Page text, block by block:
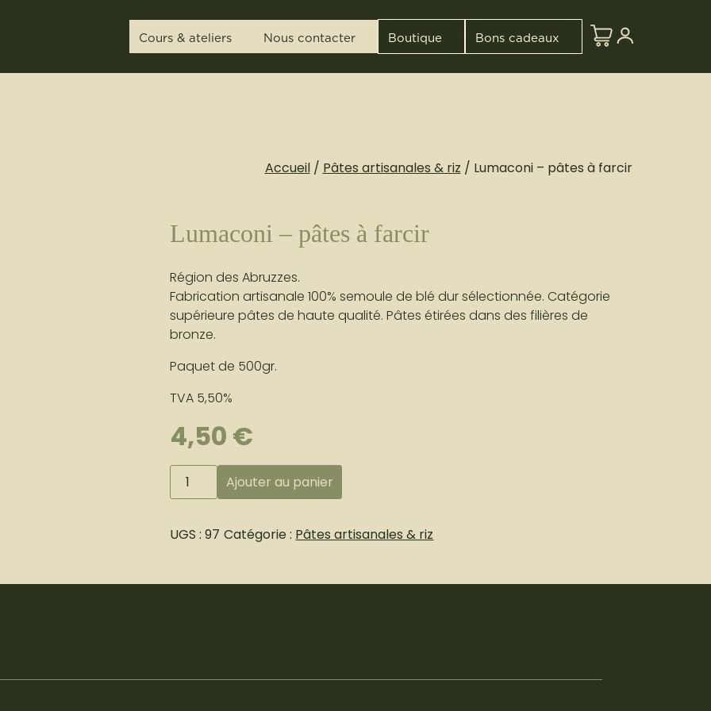
Cours & ateliers Nous contacter Boutique Bons cadeaux
BRUNCH & APÉRITIVO
TRAITEUR
PETITE RESTAURATION
Accueil/ Pâtes artisanales & riz / Lumaconi – pâtes à farcir
Lumaconi – pâtes à farcir
4,50 €
Région des Abruzzes.
Fabrication artisanale 100% semoule de blé dur sélectionnée. Catégorie
supérieure pâtes de haute qualité. Pâtes étirées dans des filières de
bronze.
Paquet de 500gr.
TVA 5,50%
quantité
-
farcir
Ajouter au panier
UGS :97 Catégorie : Pâtes artisanales & riz